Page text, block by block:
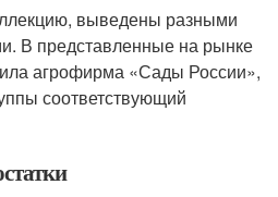
выведены разными
В представленные на рынке
агрофирма «Сады России»,
соответствующий